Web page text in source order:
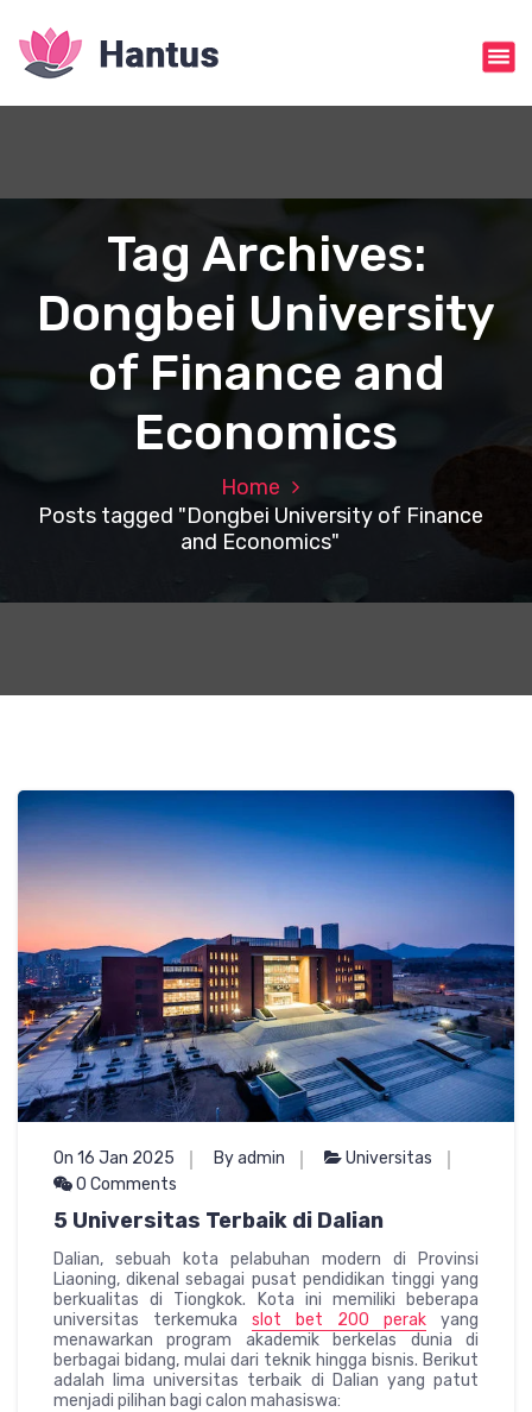
o
Tag Archives:
Dongbei University
of Finance and
Economics
Home
Posts tagged "Dongbei University of Finance
and Economics"
On 16 Jan 2025 By admin
Universitas
0 Comments
5 Universitas Terbaik di Dalian
Dalian, sebuah kota pelabuhan modern di Provinsi
Liaoning, dikenal sebagai pusat pendidikan tinggi yang
berkualitas di Tiongkok. Kota ini memiliki beberapa
universitas terkemuka slot bet 200 perak yang
menawarkan program akademik berkelas dunia di
berbagai bidang, mulai dari teknik hingga bisnis. Berikut
adalah lima universitas terbaik di Dalian yang patut
menjadi pilihan bagi calon mahasiswa: